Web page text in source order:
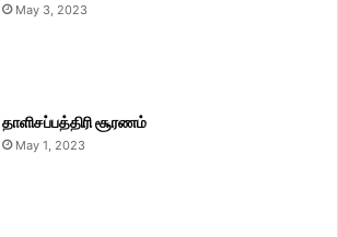
May 3, 2023
தாளிசப்பத்திரி சூரணம்
May 1, 2023